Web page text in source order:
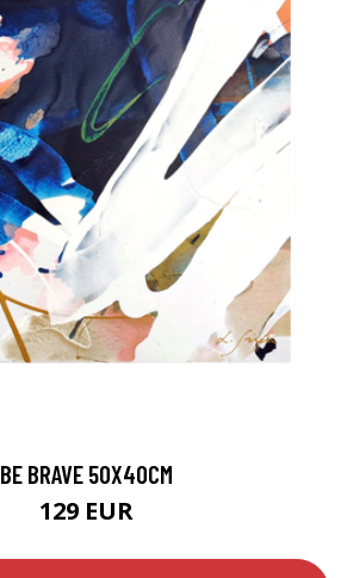
BE BRAVE 50X40CM
129 EUR